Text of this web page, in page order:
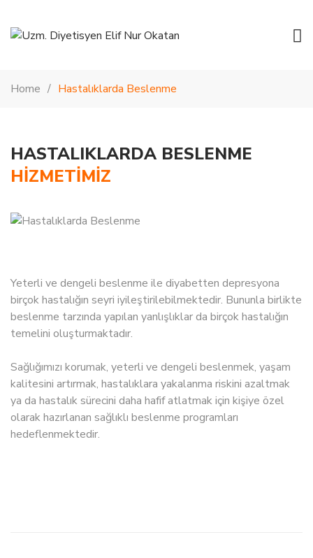
Home Hastalıklarda Beslenme
HASTALIKLARDA BESLENME
HIZMETIMIZ
Yeterli ve dengeli beslenme ile diyabetten depresyona
birçok hastalığın seyri iyileştirilebilmektedir. Bununla birlikte
beslenme tarzında yapılan yanlışlıklar da birçok hastalığın
temelini oluşturmaktadır.
Sağlığımızı korumak, yeterli ve dengeli beslenmek, yaşam
kalitesini artırmak, hastalıklara yakalanma riskini azaltmak
ya da hastalık sürecini daha hafif atlatmak için kişiye özel
olarak hazırlanan sağlıklı beslenme programları
hedeflenmektedir.